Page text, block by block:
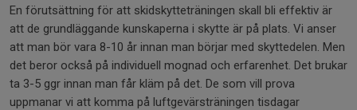
En förutsättning för att skidskytteträningen skall bli effektiv är
att de grundläggande kunskaperna i skytte är på plats. Vi anser
att man bör vara 8-10 år innan man börjar med skyttedelen. Men
det beror också på individuell mognad och erfarenhet. Det brukar
ta 3-5 ggr innan man får kläm på det. De som vill prova
uppmanar vi att komma på luftgevärsträningen tisdagar